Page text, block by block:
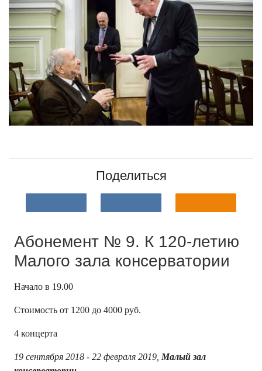
Поделиться
Абонемент № 9. К 120-летию
Малого зала консерватории
Начало в 19.00
Стоимость от 1200 до 4000 руб.
4 концерта
19 сентября 2018 - 22 февраля 2019, Малый зал